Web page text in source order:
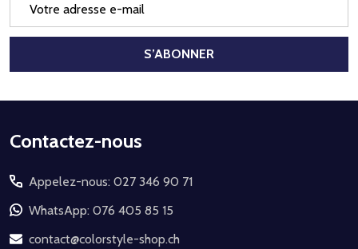
mail
S’ABONNER
Début
pied
de
page
Contactez-nous
Appelez-nous: 027 346 90 71
WhatsApp: 076 405 85 15
contact@colorstyle-shop.ch